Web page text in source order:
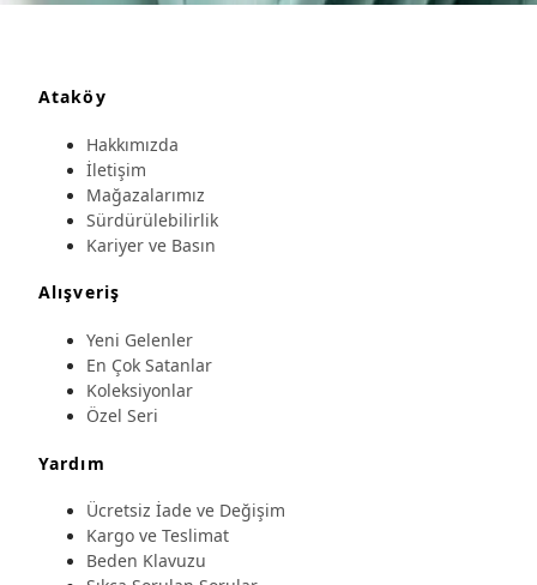
Ataköy
Hakkımızda
İletişim
Mağazalarımız
Sürdürülebilirlik
Kariyer ve Basın
Alışveriş
Yeni Gelenler
En Çok Satanlar
Koleksiyonlar
Özel Seri
Yardım
Ücretsiz İade ve Değişim
Kargo ve Teslimat
Beden Klavuzu